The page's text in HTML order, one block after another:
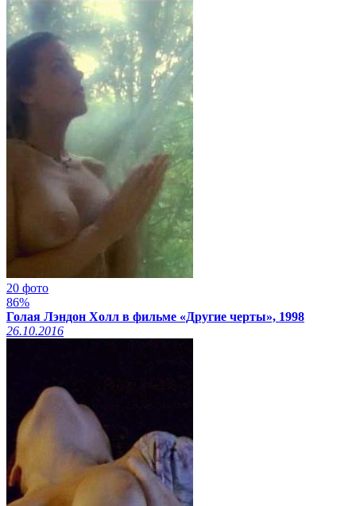
20 фото
86%
Голая Лэндон Холл в фильме «Другие черты», 1998
26.10.2016